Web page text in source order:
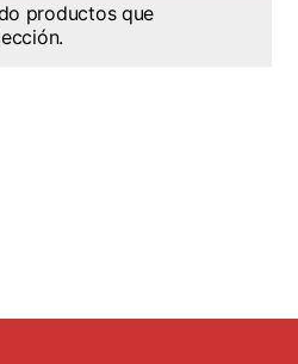
productos que